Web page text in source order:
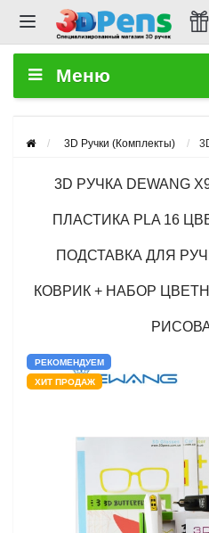
Меню
3D Ручки (Комплекты)
3D РУЧКА DEWANG
ПЛАСТИКА PLA 16
ПОДСТАВКА ДЛЯ
КОВРИК + НАБОР
РЕКОМЕНДУЕМ
ХИТ ПРОДАЖ